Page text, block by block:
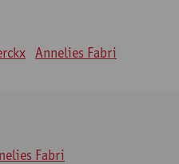
Annelies Fabri
Fabri